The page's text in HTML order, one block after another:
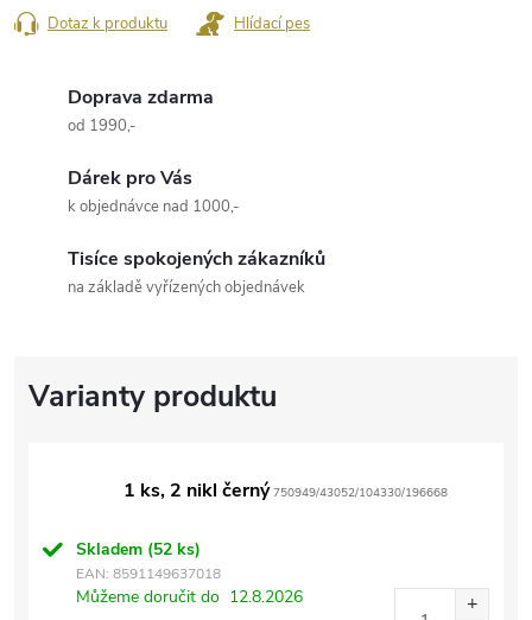
Dotaz k produktu Hlídací pes
Doprava zdarma
od 1990,-
Dárek pro Vás
k objednávce nad 1000,-
Tisíce spokojených zákazníků
na základě vyřízených objednávek
1 ks, 2 nikl černý750949/43052/104330/196668
Skladem (52 ks)
EAN: 8591149637018
Můžeme doručit do 12.8.2026